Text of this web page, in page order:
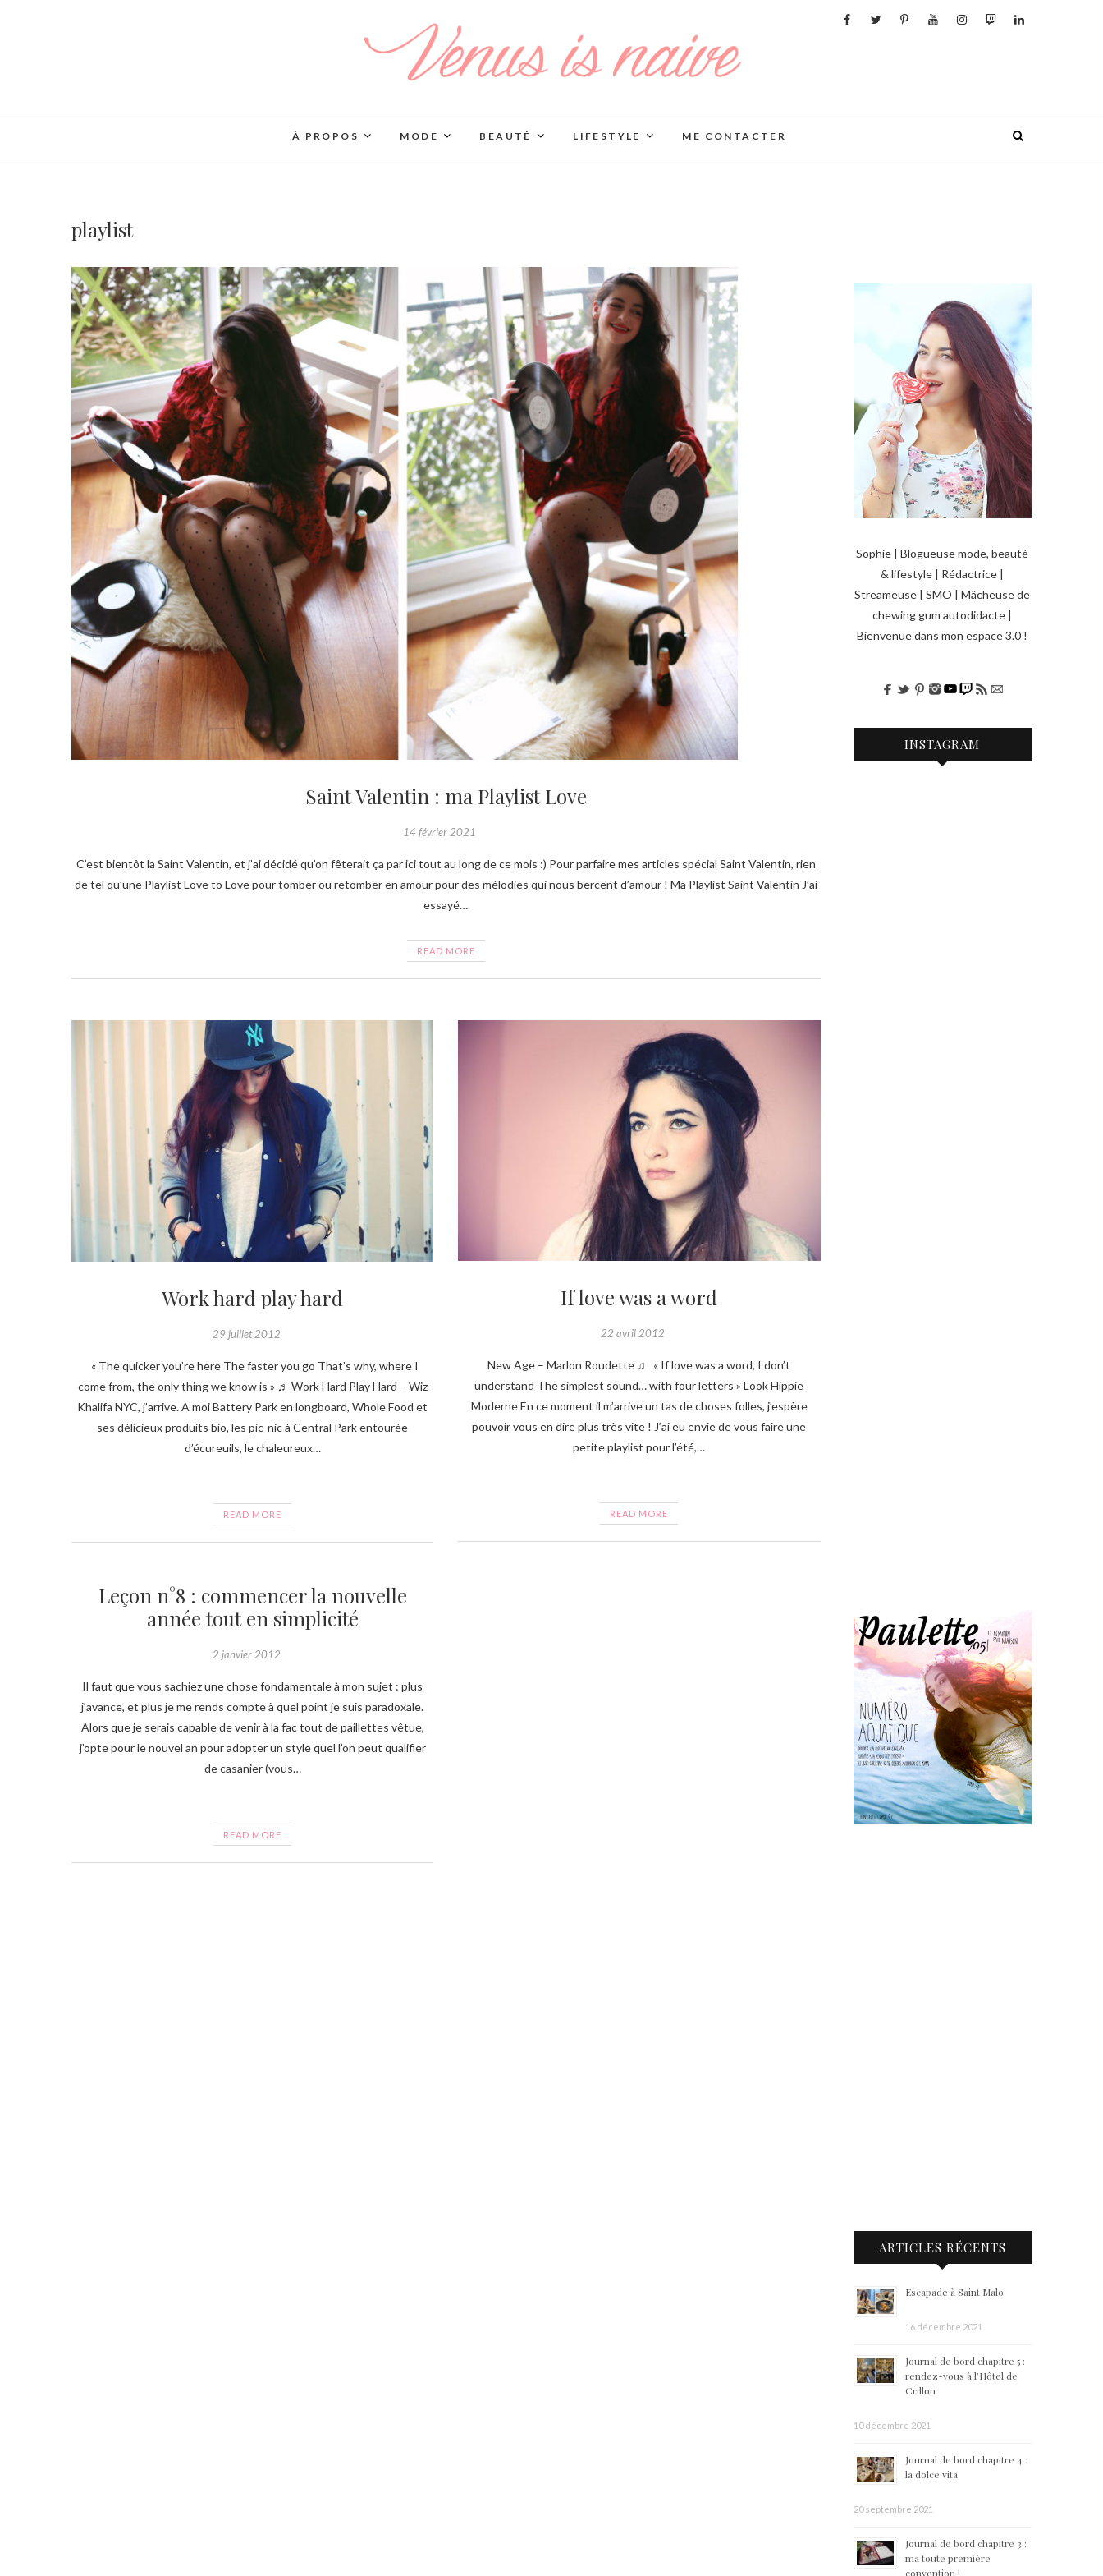
À PROPOS MODE BEAUTÉ LIFESTYLE ME CONTACTER
playlist
Saint Valentin : ma Playlist Love
14 février 2021
C’est bientôt la Saint Valentin, et j’ai décidé qu’on fêterait ça par ici tout au long de ce mois :) Pour parfaire mes articles spécial Saint Valentin, rien
de tel qu’une Playlist Love to Love pour tomber ou retomber en amour pour des mélodies qui nous bercent d’amour ! Ma Playlist Saint Valentin J’ai
essayé…
READ MORE
Work hard play hard
29 juillet 2012
« The quicker you’re here The faster you go That’s why, where I
come from, the only thing we know is » ♬ Work Hard Play Hard – Wiz
Khalifa NYC, j’arrive. A moi Battery Park en longboard, Whole Food et
ses délicieux produits bio, les pic-nic à Central Park entourée
d’écureuils, le chaleureux…
READ MORE
If love was a word
22 avril 2012
New Age – Marlon Roudette ♫ « If love was a word, I don’t
understand The simplest sound… with four letters » Look Hippie
Moderne En ce moment il m’arrive un tas de choses folles, j’espère
pouvoir vous en dire plus très vite ! J’ai eu envie de vous faire une
petite playlist pour l’été,…
READ MORE
Leçon n°8 : commencer la nouvelle
année tout en simplicité
2 janvier 2012
Il faut que vous sachiez une chose fondamentale à mon sujet : plus
j’avance, et plus je me rends compte à quel point je suis paradoxale.
Alors que je serais capable de venir à la fac tout de paillettes vêtue,
j’opte pour le nouvel an pour adopter un style quel l’on peut qualifier
de casanier (vous…
READ MORE
Sophie | Blogueuse mode, beauté
& lifestyle | Rédactrice |
Streameuse | SMO | Mâcheuse de
chewing gum autodidacte |
Bienvenue dans mon espace 3.0 !
INSTAGRAM
ARTICLES RÉCENTS
Escapade à Saint Malo
16 décembre 2021
Journal de bord chapitre 5 :
rendez-vous à l’Hôtel de
Crillon
10 décembre 2021
Journal de bord chapitre 4 :
la dolce vita
20 septembre 2021
Journal de bord chapitre 3 :
ma toute première
convention !